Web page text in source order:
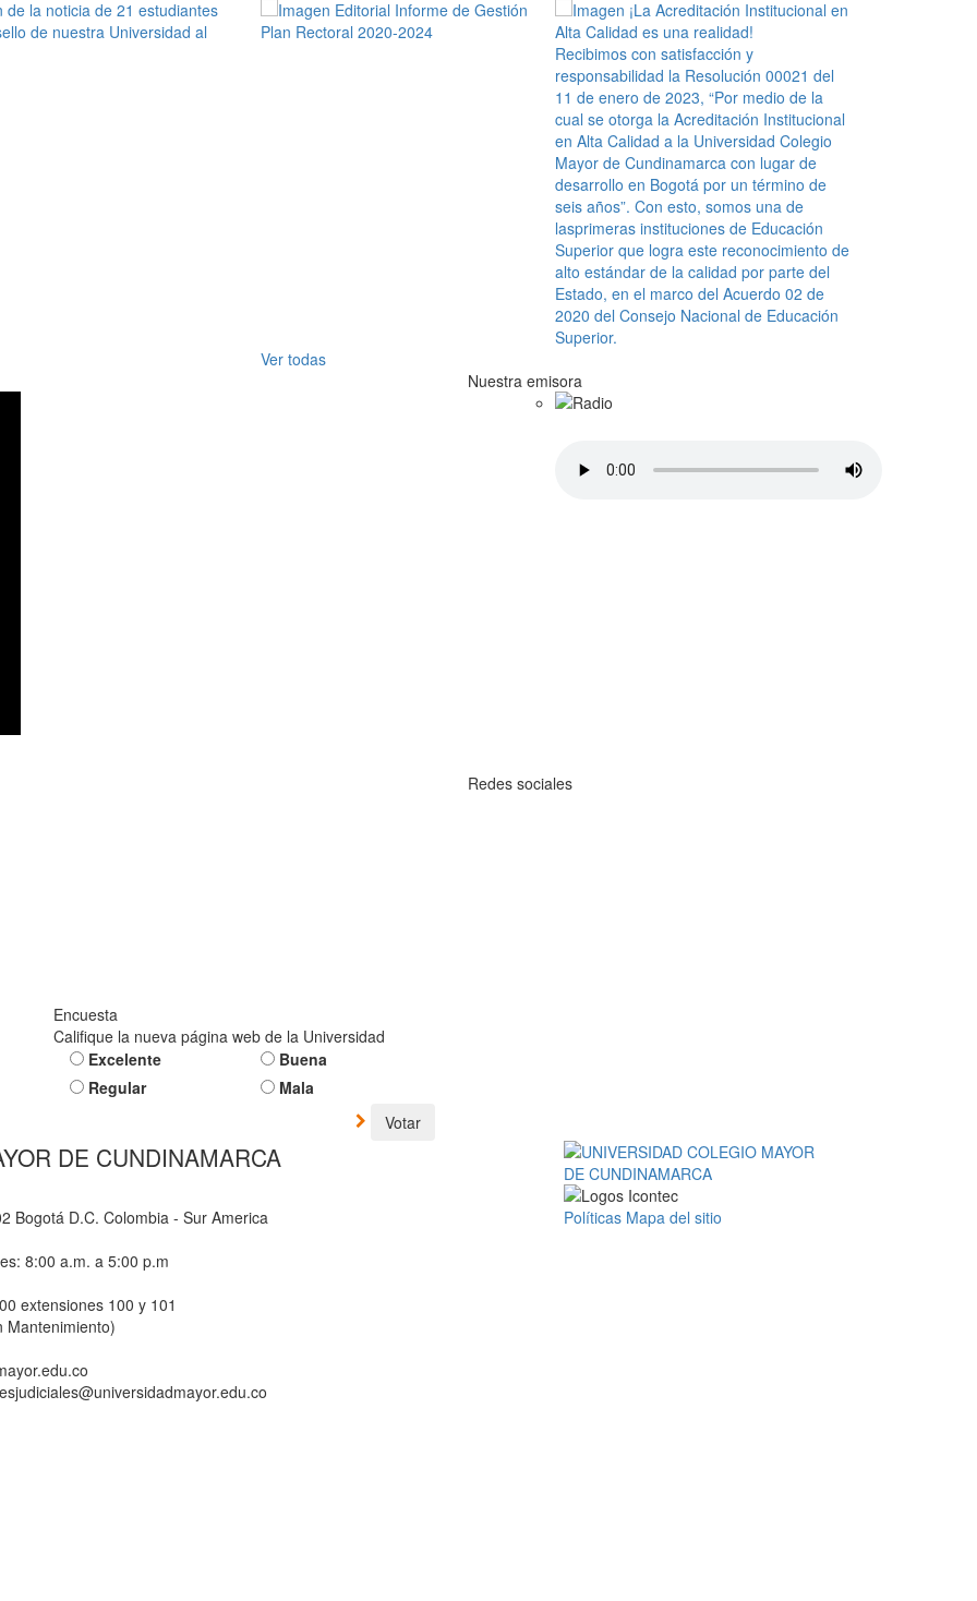
Recibimos con satisfacción y
responsabilidad la Resolución 00021 del
11 de enero de 2023, “Por medio de la
cual se otorga la Acreditación Institucional
en Alta Calidad a la Universidad Colegio
Mayor de Cundinamarca con lugar de
desarrollo en Bogotá por un término de
seis años”. Con esto, somos una de
lasprimeras instituciones de Educación
Superior que logra este reconocimiento de
alto estándar de la calidad por parte del
Estado, en el marco del Acuerdo 02 de
2020 del Consejo Nacional de Educación
Superior.
Ver todas
Nuestra emisora
Redes sociales
Encuesta
Califique la nueva página web de la Universidad
Excelente
Buena
Regular
Mala
DE CUNDINAMARCA
Bogotá D.C. Colombia - Sur America
8:00 a.m. a 5:00 p.m
extensiones 100 y 101
Mantenimiento)
Políticas Mapa del sitio